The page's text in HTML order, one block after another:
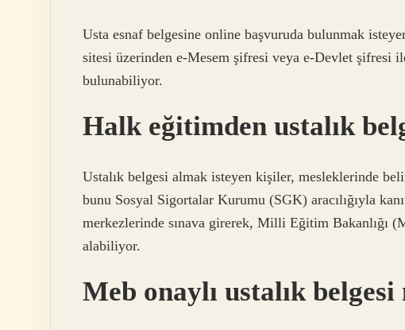
Usta esnaf belgesine online başvuruda bulunmak
sitesi üzerinden e-Mesem şifresi veya e-Devlet şifresi
bulunabiliyor.
Halk eğitimden ustalık
Ustalık belgesi almak isteyen kişiler, mesleklerinde
bunu Sosyal Sigortalar Kurumu (SGK) aracılığıyla
merkezlerinde sınava girerek, Milli Eğitim Bakanlığı
alabiliyor.
Meb onaylı ustalık belgesi